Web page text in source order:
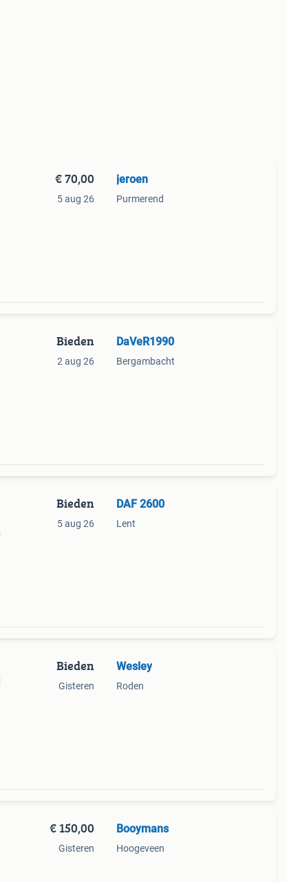
€ 70,00
5 aug 26
jeroen
Purmerend
Bieden
2 aug 26
DaVeR1990
Bergambacht
Bieden
5 aug 26
DAF 2600
Lent
Bieden
Gisteren
Wesley
Roden
€ 150,00
Gisteren
Booymans
Hoogeveen